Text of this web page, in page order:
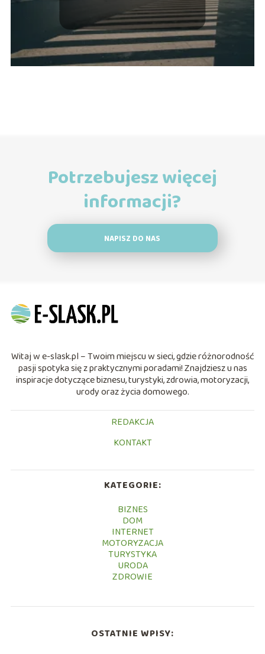
Potrzebujesz więcej
informacji?
NAPISZ DO NAS
Witaj w e-slask.pl – Twoim miejscu w sieci, gdzie różnorodność
pasji spotyka się z praktycznymi poradami! Znajdziesz u nas
inspiracje dotyczące biznesu, turystyki, zdrowia, motoryzacji,
urody oraz życia domowego.
REDAKCJA
KONTAKT
KATEGORIE:
BIZNES
DOM
INTERNET
MOTORYZACJA
TURYSTYKA
URODA
ZDROWIE
OSTATNIE WPISY: